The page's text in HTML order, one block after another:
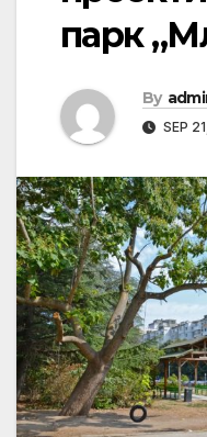
парк
By
SEP